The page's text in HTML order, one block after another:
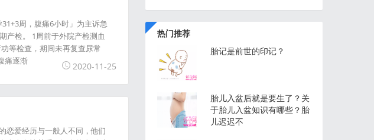
周，腹痛6小时」为主诉急
产检。 1周前于外院产检测血
等检查，期间未再复查尿常
痛逐渐
2020-11-25
恋爱经历与一般人不同，他们
热门推荐
胎记是前世的印记？
胎儿入盆后就是要生了？关
于胎儿入盆知识有哪些？胎
儿迟迟不